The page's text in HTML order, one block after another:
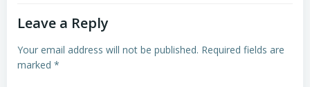
Leave a Reply
Your email address will not be published. Required fields are
marked *